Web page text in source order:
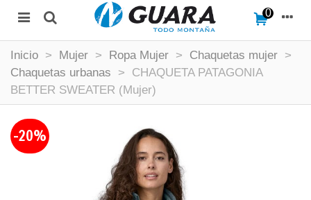
0
Inicio > Mujer > Ropa Mujer > Chaquetas mujer >
Chaquetas urbanas
>
CHAQUETA PATAGONIA
BETTER SWEATER (Mujer)
-20%